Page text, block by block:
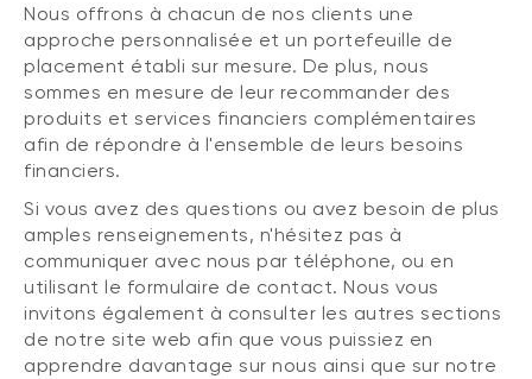
Nous offrons à chacun de nos clients une
approche personnalisée et un portefeuille de
placement établi sur mesure. De plus, nous
sommes en mesure de leur recommander des
produits et services financiers complémentaires
afin de répondre à l'ensemble de leurs besoins
financiers.
Si vous avez des questions ou avez besoin de plus
amples renseignements, n'hésitez pas à
communiquer avec nous par téléphone, ou en
utilisant le formulaire de contact. Nous vous
invitons également à consulter les autres sections
de notre site web afin que vous puissiez en
apprendre davantage sur nous ainsi que sur notre